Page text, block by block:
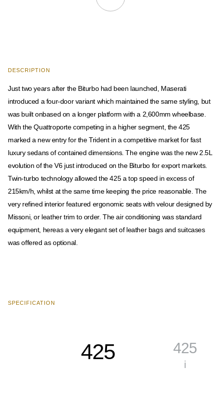
DESCRIPTION
Just two years after the Biturbo had been launched, Maserati
introduced a four-door variant which maintained the same styling, but
was built onbased on a longer platform with a 2,600mm wheelbase.
With the Quattroporte competing in a higher segment, the 425
marked a new entry for the Trident in a competitive market for fast
luxury sedans of contained dimensions. The engine was the new 2.5L
evolution of the V6 just introduced on the Biturbo for export markets.
Twin-turbo technology allowed the 425 a top speed in excess of
215km/h, whilst at the same time keeping the price reasonable. The
very refined interior featured ergonomic seats with velour designed by
Missoni, or leather trim to order. The air conditioning was standard
equipment, hereas a very elegant set of leather bags and suitcases
was offered as optional.
SPECIFICATION
425 425
i